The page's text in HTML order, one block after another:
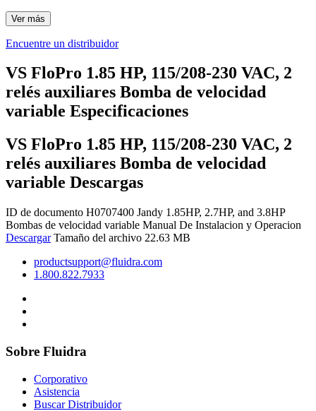
Ver más
Encuentre un distribuidor
VS FloPro 1.85 HP, 115/208-230 VAC, 2
relés auxiliares Bomba de velocidad
variable Especificaciones
VS FloPro 1.85 HP, 115/208-230 VAC, 2
relés auxiliares Bomba de velocidad
variable Descargas
ID de documento H0707400 Jandy 1.85HP, 2.7HP, and 3.8HP
Bombas de velocidad variable Manual De Instalacion y Operacion
Descargar Tamaño del archivo 22.63 MB
productsupport@fluidra.com
1.800.822.7933
Sobre Fluidra
Corporativo
Asistencia
Buscar Distribuidor